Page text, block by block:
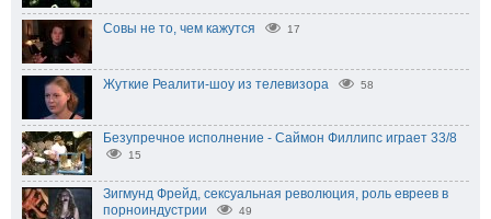
Совы не то, чем кажутся 17
Жуткие Реалити-шоу из телевизора 58
Безупречное исполнение - Саймон Филлипс играет 33/8
15
Зигмунд Фрейд, сексуальная революция, роль евреев в
порноиндустрии
49